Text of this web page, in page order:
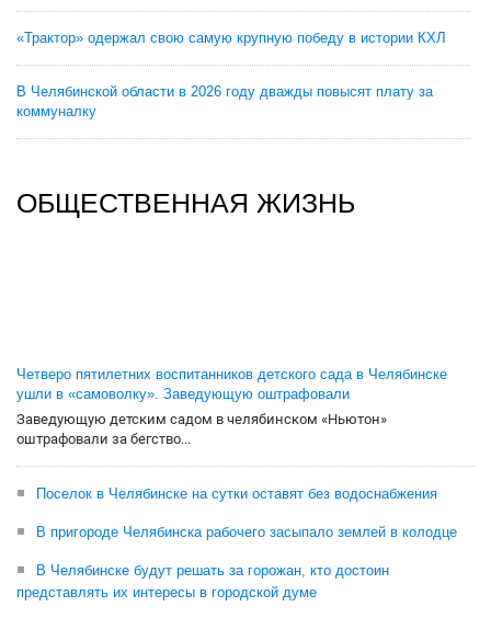
«Трактор» одержал свою самую крупную победу в истории КХЛ
В Челябинской области в 2026 году дважды повысят плату за
коммуналку
ОБЩЕСТВЕННАЯ ЖИЗНЬ
Четверо пятилетних воспитанников детского сада в Челябинске
ушли в «самоволку». Заведующую оштрафовали
Заведующую детским садом в челябинском «Ньютон»
оштрафовали за бегство...
Поселок в Челябинске на сутки оставят без водоснабжения
В пригороде Челябинска рабочего засыпало землей в колодце
В Челябинске будут решать за горожан, кто достоин
представлять их интересы в городской думе